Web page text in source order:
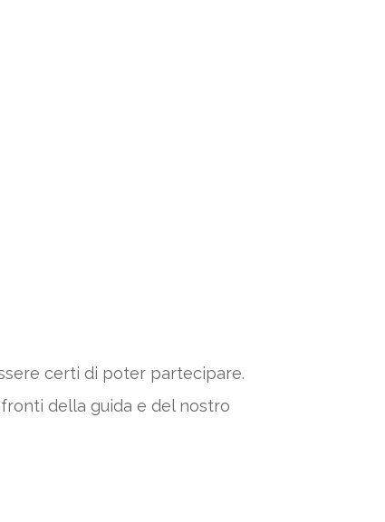
certi di poter partecipare.
della guida e del nostro